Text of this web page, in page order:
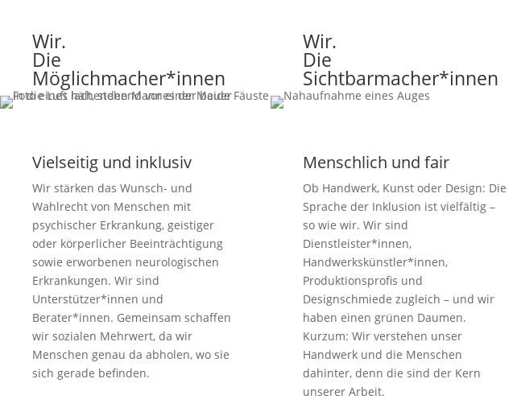
Wir.
Die
Möglichmacher*innen
Vielseitig und inklusiv
Wir stärken das Wunsch- und
Wahlrecht von Menschen mit
psychischer Erkrankung, geistiger
oder körperlicher Beeinträchtigung
sowie erworbenen neurologischen
Erkrankungen. Wir sind
Unterstützer*innen und
Berater*innen. Gemeinsam schaffen
wir sozialen Mehrwert, da wir
Menschen genau da abholen, wo sie
sich gerade befinden.
Wir.
Die
Sichtbarmacher*innen
Menschlich und fair
Ob Handwerk, Kunst oder Design: Die
Sprache der Inklusion ist vielfältig –
so wie wir. Wir sind
Dienstleister*innen,
Handwerkskünstler*innen,
Produktionsprofis und
Designschmiede zugleich – und wir
haben einen grünen Daumen.
Kurzum: Wir verstehen unser
Handwerk und die Menschen
dahinter, denn die sind der Kern
unserer Arbeit.